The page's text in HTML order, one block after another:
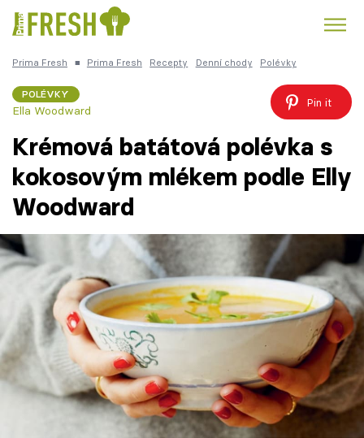
Česká kuchyně
Témata
Recepty
Články
TV Program
Škola vaření
Recepty z TV
Prima Fresh ■ Prima Fresh Recepty Denní chody Polévky
POLÉVKY
Ella Woodward
Pin it
Krémová batátová polévka s
kokosovým mlékem podle Elly
Woodward